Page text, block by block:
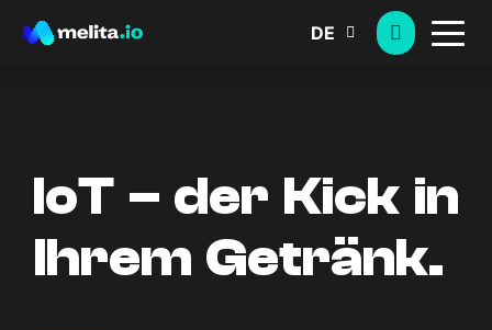
DE
IoT – der Kick in
Ihrem Getränk.